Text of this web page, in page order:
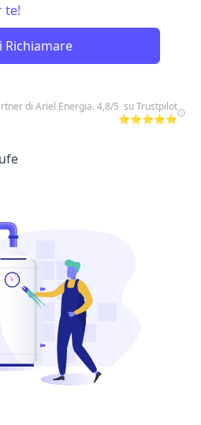
te!
Richiamare
di Ariel Energia. 4,8/5 su Trustpilot
⭐⭐⭐⭐⭐